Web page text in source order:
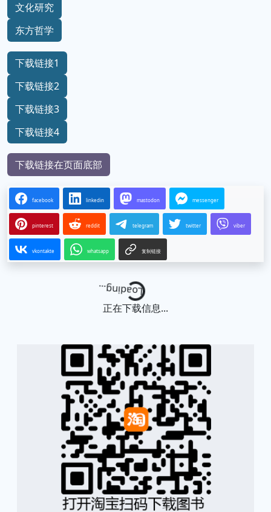
文化研究
东方哲学
下载链接1
下载链接2
下载链接3
下载链接4
下载链接在页面底部
facebook linkedin mastodon messenger
pinterest reddit telegram twitter viber
vkontakte whatsapp 复制链接
Loading...
正在下载信息...